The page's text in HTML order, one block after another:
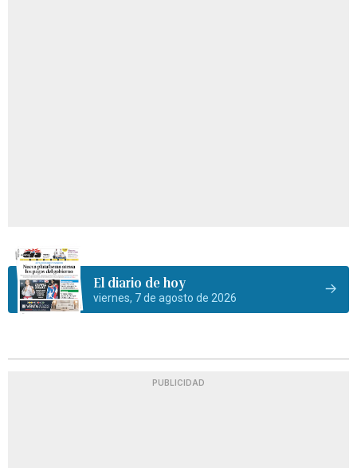
El diario de hoy
viernes, 7 de agosto de 2026
PUBLICIDAD